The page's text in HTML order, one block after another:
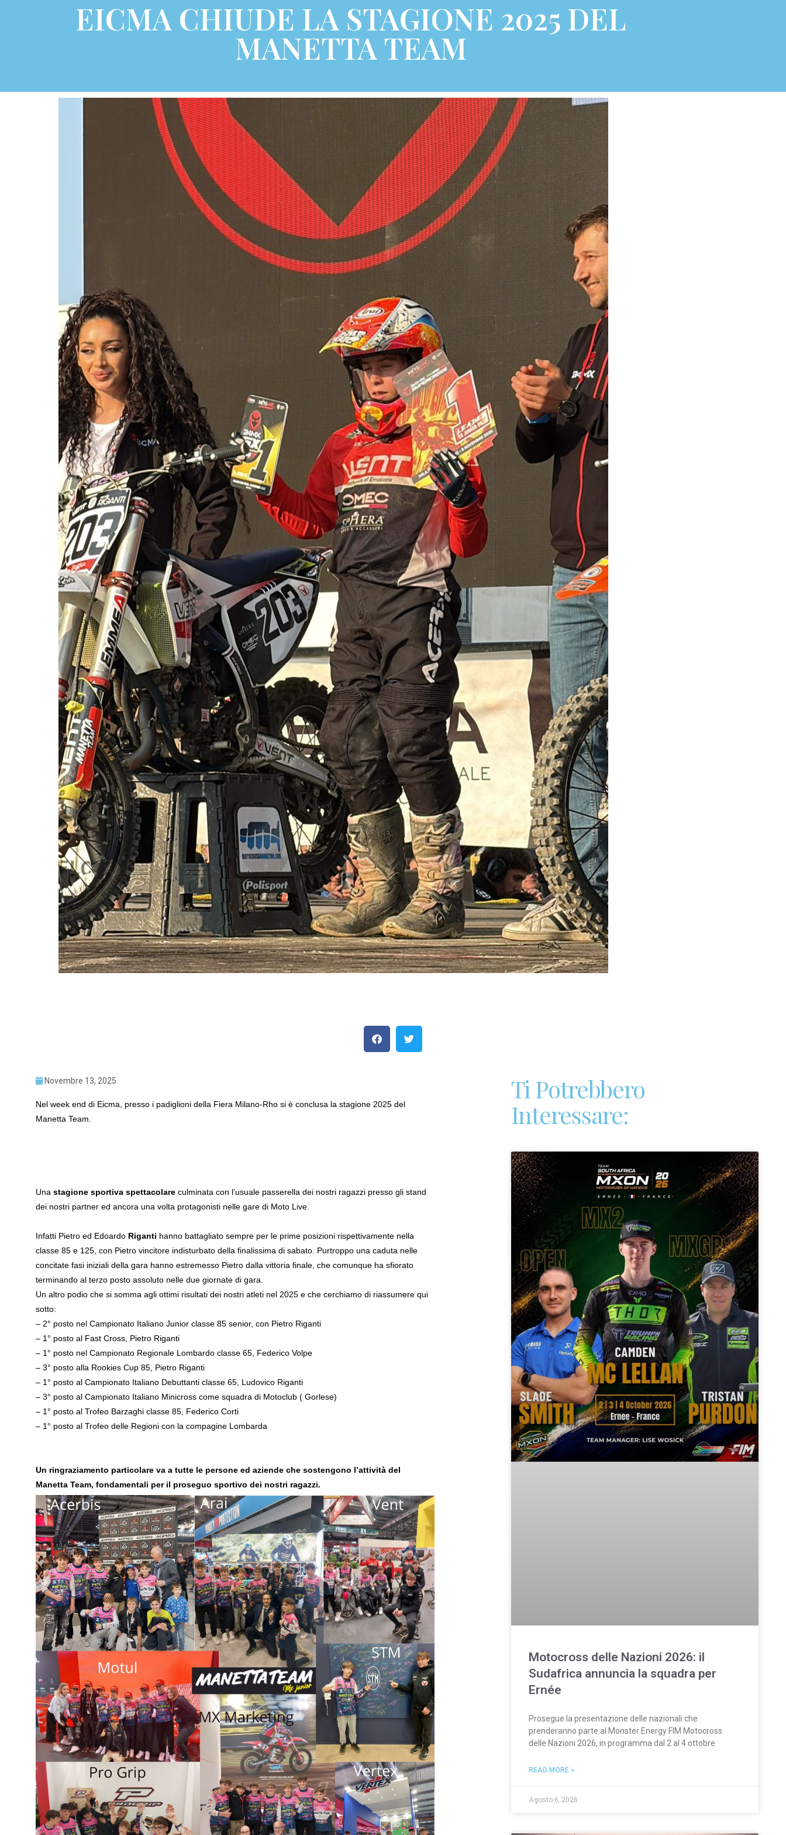
EICMA CHIUDE LA STAGIONE 2025 DEL
MANETTA TEAM
Novembre 13, 2025
Nel week end di Eicma, presso i padiglioni della Fiera Milano-Rho si è conclusa la stagione 2025 del
Manetta Team.
Unastagione sportiva spettacolare culminata con l’usuale passerella dei nostri ragazzi presso gli stand
dei nostri partner ed ancora una volta protagonisti nelle gare di Moto Live.
Infatti Pietro ed Edoardo Riganti hanno battagliato sempre per le prime posizioni rispettivamente nella
classe 85 e 125, con Pietro vincitore indisturbato della finalissima di sabato. Purtroppo una caduta nelle
concitate fasi iniziali della gara hanno estremesso Pietro dalla vittoria finale, che comunque ha sfiorato
terminando al terzo posto assoluto nelle due giornate di gara.
Un altro podio che si somma agli ottimi risultati dei nostri atleti nel 2025 e che cerchiamo di riassumere qui
sotto:
– 2° posto nel Campionato Italiano Junior classe 85 senior, con Pietro Riganti
– 1° posto al Fast Cross, Pietro Riganti
– 1° posto nel Campionato Regionale Lombardo classe 65, Federico Volpe
– 3° posto alla Rookies Cup 85, Pietro Riganti
– 1° posto al Campionato Italiano Debuttanti classe 65, Ludovico Riganti
– 3° posto al Campionato Italiano Minicross come squadra di Motoclub ( Gorlese)
– 1° posto al Trofeo Barzaghi classe 85, Federico Corti
– 1° posto al Trofeo delle Regioni con la compagine Lombarda
Un ringraziamento particolare va a tutte le persone ed aziende che sostengono l’attività del
Manetta Team, fondamentali per il proseguo sportivo dei nostri ragazzi.
Ti Potrebbero
Interessare:
Motocross delle Nazioni 2026: il
Sudafrica annuncia la squadra per
Ernée
Prosegue la presentazione delle nazionali che
prenderanno parte al Monster Energy FIM Motocross
delle Nazioni 2026, in programma dal 2 al 4 ottobre
READ MORE »
Agosto 6, 2026